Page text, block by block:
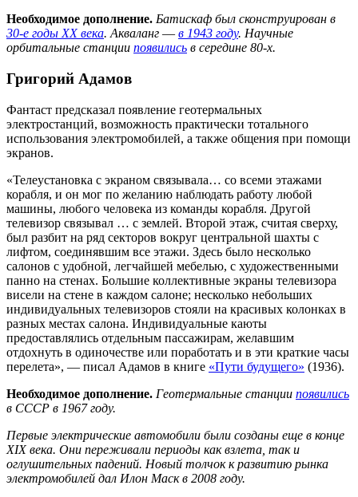
Необходимое дополнение. Батискаф был сконструирован в
30-е годы XX века. Акваланг — в 1943 году. Научные
орбитальные станции появились в середине 80-х.
Григорий Адамов
Фантаст предсказал появление геотермальных
электростанций, возможность практически тотального
использования электромобилей, а также общения при помощи
экранов.
«Телеустановка с экраном связывала… со всеми этажами
корабля, и он мог по желанию наблюдать работу любой
машины, любого человека из команды корабля. Другой
телевизор связывал … с землей. Второй этаж, считая сверху,
был разбит на ряд секторов вокруг центральной шахты с
лифтом, соединявшим все этажи. Здесь было несколько
салонов с удобной, легчайшей мебелью, с художественными
панно на стенах. Большие коллективные экраны телевизора
висели на стене в каждом салоне; несколько небольших
индивидуальных телевизоров стояли на красивых колонках в
разных местах салона. Индивидуальные каюты
предоставлялись отдельным пассажирам, желавшим
отдохнуть в одиночестве или поработать и в эти краткие часы
перелета», — писал Адамов в книге «Пути будущего» (1936).
Необходимое дополнение. Геотермальные станции появились
в СССР в 1967 году.
Первые электрические автомобили были созданы еще в конце
XIX века. Они переживали периоды как взлета, так и
оглушительных падений. Новый толчок к развитию рынка
электромобилей дал Илон Маск в 2008 году.